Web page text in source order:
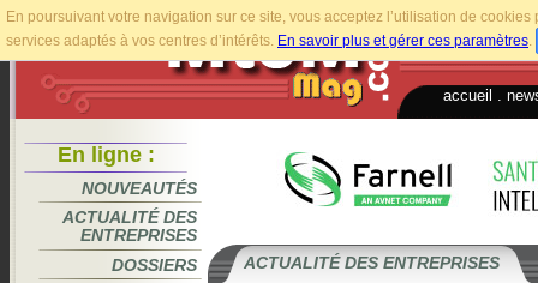
En poursuivant votre navigation sur ce site, vous acceptez l’utilisation de
services adaptés à vos centres d’intérêts. En savoir plus et gérer ces paramètres.
accueil
En ligne :
NOUVEAUTÉS
ACTUALITÉ DES
ENTREPRISES
DOSSIERS
ACTUALITÉ DES ENTREPRISES